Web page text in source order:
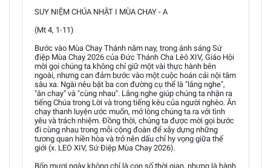
SUY NIỆM CHÚA NHẬT I MÙA CHAY - A
(Mt 4, 1-11)
Bước vào Mùa Chay Thánh năm nay, trong ánh sáng Sứ
điệp Mùa Chay 2026 của Đức Thánh Cha Lêô XIV, Giáo Hội
mời gọi chúng ta không chỉ giữ một vài thực hành bên
ngoài, nhưng can đảm bước vào một cuộc hoán cải nội tâm
sâu xa. Ngài nêu bật ba con đường cụ thể là "lắng nghe",
"ăn chay" và "cùng nhau". Lắng nghe giúp chúng ta nhận ra
tiếng Chúa trong Lời và trong tiếng kêu của người nghèo. Ăn
chay thanh luyện ước muốn, mở lòng chúng ta ra với tình
yêu và trách nhiệm. Đồng thời, chúng ta được mời gọi bước
đi cùng nhau trong mỗi cộng đoàn để xây dựng những
tương quan hiền hòa và trở nên dấu chỉ hy vọng giữa thế
giới (x. LEO XIV, Sứ Điệp Mùa Chay 2026).
Bốn mươi ngày không chỉ là con số thời gian, nhưng là hành